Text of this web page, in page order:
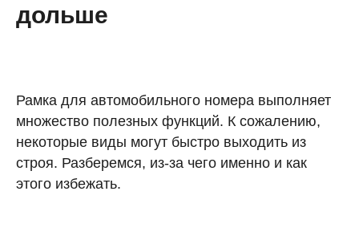
дольше
Рамка для автомобильного номера выполняет
множество полезных функций. К сожалению,
некоторые виды могут быстро выходить из
строя. Разберемся, из-за чего именно и как
этого избежать.